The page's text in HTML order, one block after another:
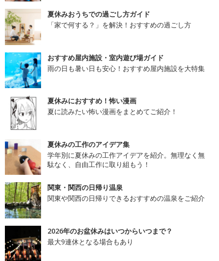
夏休みおうちでの過ごし方ガイド
「家で何する？」を解決！おすすめの過ごし方
おすすめ屋内施設・室内遊び場ガイド
雨の日も暑い日も安心！おすすめ屋内施設を大特集
夏休みにおすすめ！怖い漫画
夏に読みたい怖い漫画をまとめてご紹介！
夏休みの工作のアイデア集
学年別に夏休みの工作アイデアを紹介。無理なく無
駄なく、自由工作に取り組もう！
関東・関西の日帰り温泉
関東や関西の日帰りできるおすすめの温泉をご紹介
2026年のお盆休みはいつからいつまで？
最大9連休となる場合もあり